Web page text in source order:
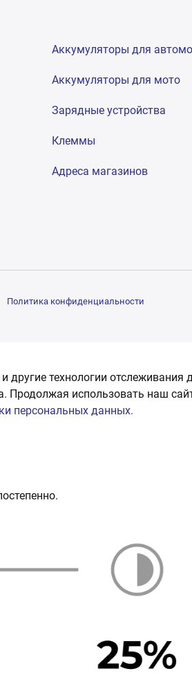
Аккумуляторы для
Аккумуляторы для мото
Зарядные устройства
Клеммы
Адреса магазинов
Политика конфиденциальности
технологии
Продолжая использовать наш
персональных данных.